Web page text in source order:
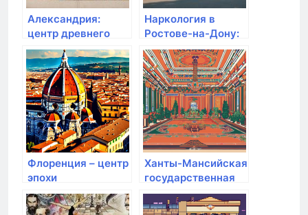
Александрия:
центр древнего
мирового знания
Наркология в
Ростове-на-Дону:
Центр анонимной
наркологии в
медицинской
клинике Гармония
Флоренция – центр
эпохи
Возрождения
Ханты-Мансийская
государственная
медицинская
академия